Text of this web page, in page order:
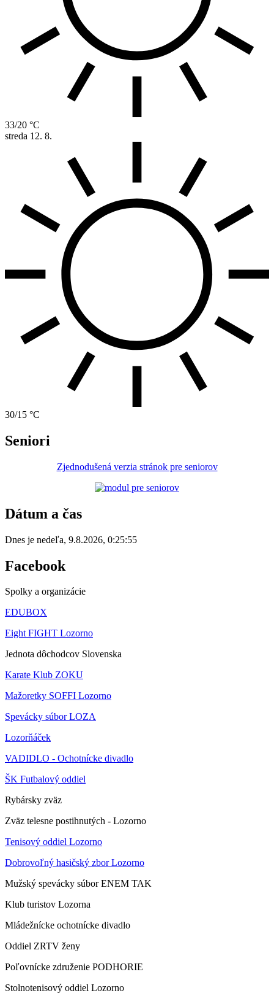
33/20 °C
streda 12. 8.
30/15 °C
Seniori
Zjednodušená verzia stránok pre seniorov
Dátum a čas
Dnes je nedeľa, 9.8.2026, 0:25:55
Facebook
Spolky a organizácie
EDUBOX
Eight FIGHT Lozorno
Jednota dôchodcov Slovenska
Karate Klub ZOKU
Mažoretky SOFFI Lozorno
Spevácky súbor LOZA
Lozorňáček
VADIDLO - Ochotnícke divadlo
ŠK Futbalový oddiel
Rybársky zväz
Zväz telesne postihnutých - Lozorno
Tenisový oddiel Lozorno
Dobrovoľný hasičský zbor Lozorno
Mužský spevácky súbor ENEM TAK
Klub turistov Lozorna
Mládežnícke ochotnícke divadlo
Oddiel ZRTV ženy
Poľovnícke združenie PODHORIE
Stolnotenisový oddiel Lozorno